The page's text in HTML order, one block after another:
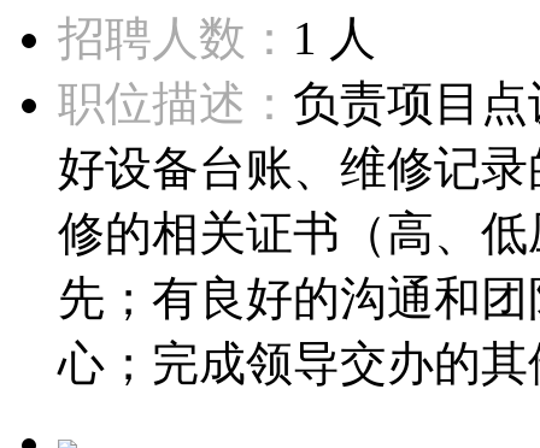
招聘人数： 1 人
职位描述： 负责项目
好设备台账、维修记
修的相关证书（高、
先；有良好的沟通和
心；完成领导交办的